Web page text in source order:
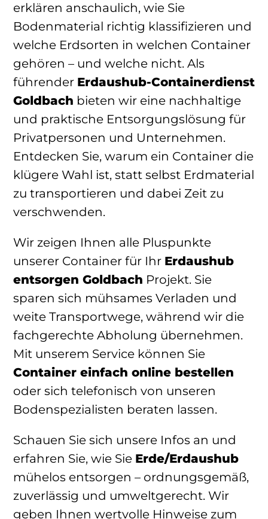
erklären anschaulich, wie Sie
Bodenmaterial richtig klassifizieren und
welche Erdsorten in welchen Container
gehören – und welche nicht. Als
führender Erdaushub-Containerdienst
Goldbach bieten wir eine nachhaltige
und praktische Entsorgungslösung für
Privatpersonen und Unternehmen.
Entdecken Sie, warum ein Container die
klügere Wahl ist, statt selbst Erdmaterial
zu transportieren und dabei Zeit zu
verschwenden.
Wir zeigen Ihnen alle Pluspunkte
unserer Container für Ihr Erdaushub
entsorgen Goldbach Projekt. Sie
sparen sich mühsames Verladen und
weite Transportwege, während wir die
fachgerechte Abholung übernehmen.
Mit unserem Service können Sie
Container einfach online bestellen
oder sich telefonisch von unseren
Bodenspezialisten beraten lassen.
Schauen Sie sich unsere Infos an und
erfahren Sie, wie Sie Erde/Erdaushub
mühelos entsorgen – ordnungsgemäß,
zuverlässig und umweltgerecht. Wir
geben Ihnen wertvolle Hinweise zum